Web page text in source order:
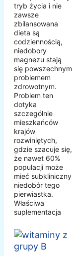
tryb życia i nie
zawsze
zbilansowana
dieta są
codziennością,
niedobory
magnezu stają
się powszechnym
problemem
zdrowotnym.
Problem ten
dotyka
szczególnie
mieszkańców
krajów
rozwiniętych,
gdzie szacuje się,
że nawet 60%
populacji może
mieć subkliniczny
niedobór tego
pierwiastka.
Właściwa
suplementacja